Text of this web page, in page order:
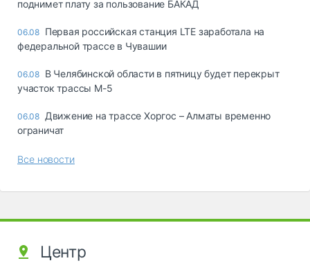
поднимет плату за пользование БАКАД
06.08 Первая российская станция LTE заработала на
федеральной трассе в Чувашии
06.08 В Челябинской области в пятницу будет перекрыт
участок трассы М-5
06.08 Движение на трассе Хоргос – Алматы временно
ограничат
Все новости
Центр